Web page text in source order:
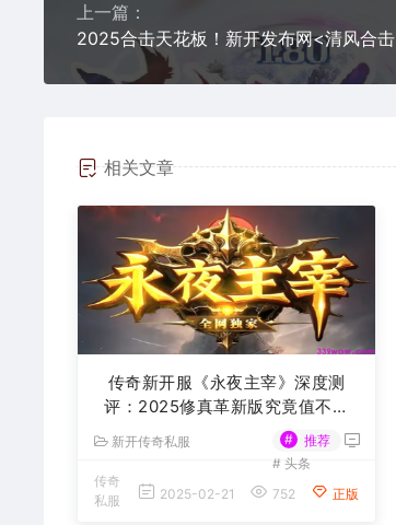
上一篇：
相关文章
传奇新开服《永夜主宰》深度测
评：2025修真革新版究竟值不值
新开传奇私服 #
推荐
#头条
传奇
私服
2025-02-21 752 正版